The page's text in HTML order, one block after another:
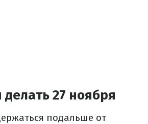
делать 27 ноября
подальше от